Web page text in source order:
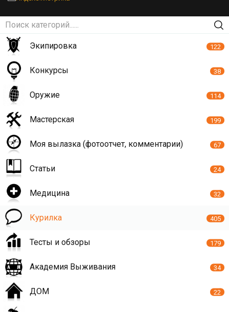
Экипировка 122
Конкурсы 38
Оружие 114
Мастерская 199
Моя вылазка (фотоотчет, комментарии) 67
Статьи 24
Медицина 32
Курилка 405
Тесты и обзоры 179
Академия Выживания 34
ДОМ 22